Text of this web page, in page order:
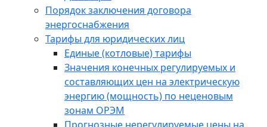
Порядок заключения договора
энергоснабжения
Тарифы для юридических лиц
Единые (котловые) тарифы
Значения конечных регулируемых и
составляющих цен на электрическую
энергию (мощность) по неценовым
зонам ОРЭМ